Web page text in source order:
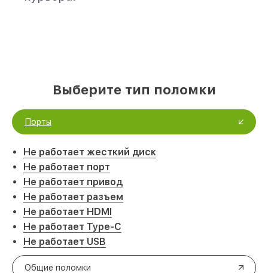
Выберите тип поломки
Порты
Не работает жесткий диск
Не работает порт
Не работает привод
Не работает разъем
Не работает HDMI
Не работает Type-C
Не работает USB
Общие поломки